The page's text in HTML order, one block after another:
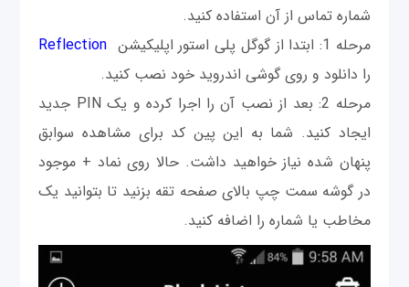
شماره تماس از آن استفاده کنید.
مرحله 1: ابتدا از گوگل پلی استور اپلیکیشن
Reflection
را دانلود و روی گوشی اندروید خود نصب کنید.
مرحله 2: بعد از نصب آن را اجرا کرده و یک PIN جدید
ایجاد کنید. شما به این پین کد برای مشاهده سوابق
پنهان شده نیاز خواهید داشت. حالا روی نماد + موجود
در گوشه سمت چپ بالای صفحه تقه بزنید تا بتوانید یک
مخاطب یا شماره را اضافه کنید.